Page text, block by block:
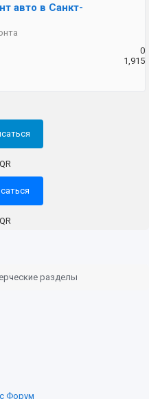
авто в Санкт-
0
1,915
разделы